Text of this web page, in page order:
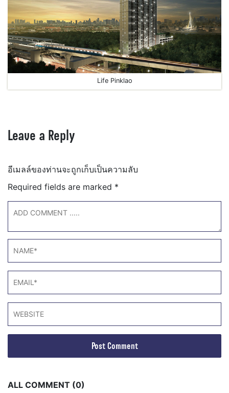
Life Pinklao
Leave a Reply
อีเมลล์ของท่านจะถูกเก็บเป็นความลับ
Required fields are marked *
ALL COMMENT (0)